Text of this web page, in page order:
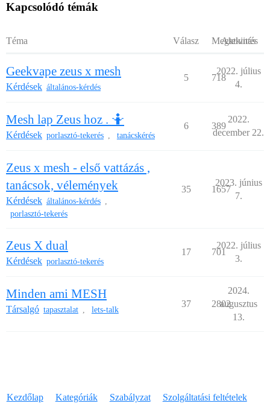
Kapcsolódó témák
Téma Válasz Megtekintés
Aktivitás
Geekvape zeus x mesh
Kérdések általános-kérdés
5 718
2022. július
4.
Mesh lap Zeus hoz . 🤷
Kérdések porlasztó-tekerés , tanácskérés
6 389
2022.
december 22.
Zeus x mesh - első vattázás ,
tanácsok, vélemények
Kérdések általános-kérdés ,
porlasztó-tekerés
35 1657
2023. június
7.
Zeus X dual
Kérdések porlasztó-tekerés
17 701
2022. július
3.
Minden ami MESH
Társalgó tapasztalat , lets-talk
37 2802
2024.
augusztus
13.
Kezdőlap Kategóriák Szabályzat Szolgáltatási feltételek